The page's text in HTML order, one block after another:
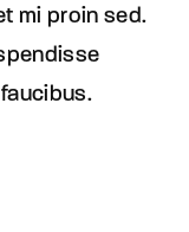
mi proin sed.